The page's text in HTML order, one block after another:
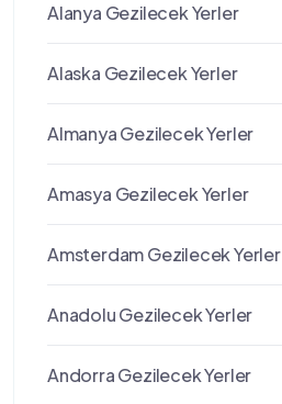
Alanya Gezilecek Yerler
Alaska Gezilecek Yerler
Almanya Gezilecek Yerler
Amasya Gezilecek Yerler
Amsterdam Gezilecek Yerler
Anadolu Gezilecek Yerler
Andorra Gezilecek Yerler